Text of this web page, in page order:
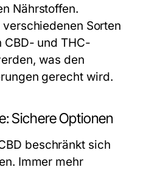
Nährstoffen.
Sorten
und THC-
was den
gerecht wird.
Sichere Optionen
beschränkt sich
Immer mehr